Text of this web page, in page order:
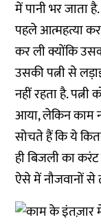
में पानी भर जाता
पहले आत्महत्या
कर ली क्योंकि
उसकी पत्नी से
नहीं रहता है.
आया, लेकिन काम
सोचते हैं कि ये
ही बिजली का
ऐसे में नौजवानों से